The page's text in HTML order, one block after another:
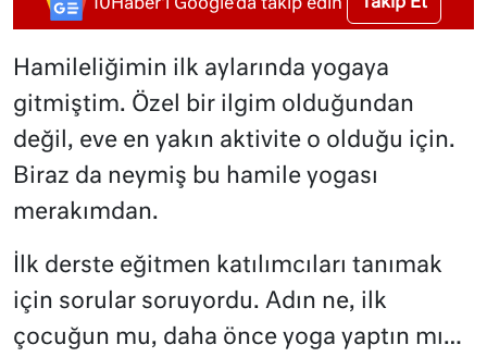
10Haber'i Google'da takip edin Takip Et
Hamileliğimin ilk aylarında yogaya
gitmiştim. Özel bir ilgim olduğundan
değil, eve en yakın aktivite o olduğu için.
Biraz da neymiş bu hamile yogası
merakımdan.
İlk derste eğitmen katılımcıları tanımak
için sorular soruyordu. Adın ne, ilk
çocuğun mu, daha önce yoga yaptın mı…